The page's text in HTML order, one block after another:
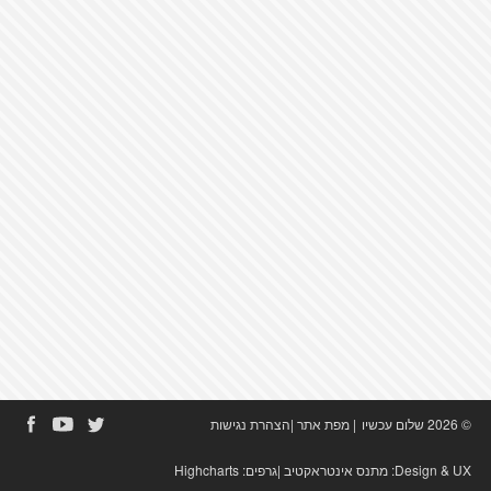
© 2026 שלום עכשיו | מפת אתר|הצהרת נגישות
Design & UX: מתנס אינטראקטיב|גרפים: Highcharts